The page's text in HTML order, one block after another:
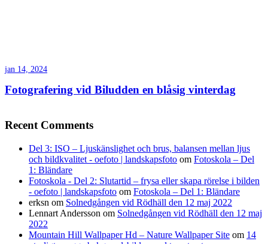
jan 14, 2024
Fotografering vid Biludden en blåsig vinterdag
Recent Comments
Del 3: ISO – Ljuskänslighet och brus, balansen mellan ljus
och bildkvalitet - oefoto | landskapsfoto om Fotoskola – Del
1: Bländare
Fotoskola - Del 2: Slutartid – frysa eller skapa rörelse i bilden
- oefoto | landskapsfoto om Fotoskola – Del 1: Bländare
erksn om Solnedgången vid Rödhäll den 12 maj 2022
Lennart Andersson om Solnedgången vid Rödhäll den 12 maj
2022
Mountain Hill Wallpaper Hd – Nature Wallpaper Site om 14